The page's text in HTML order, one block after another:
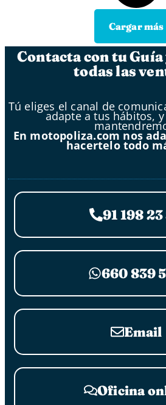
Cargar más
Contacta con tu
todas las
Tú eliges el canal de
adapte a tus hábitos,
En motopoliza.com nos
hacertelo todo
91 198
660 839
Email
Oficina